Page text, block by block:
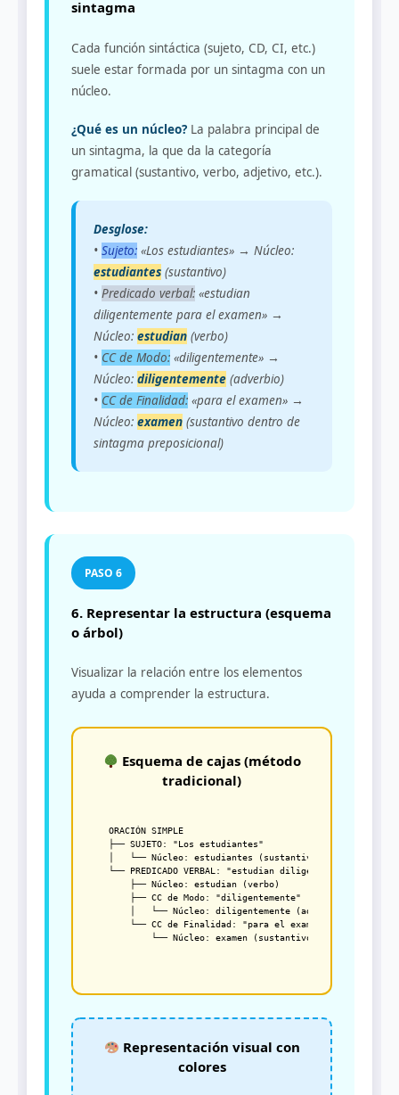
sintagma
Cada función sintáctica (sujeto, CD, CI, etc.)
suele estar formada por un sintagma con un
núcleo.
¿Qué es un núcleo? La palabra principal de
un sintagma, la que da la categoría
gramatical (sustantivo, verbo, adjetivo, etc.).
Desglose:
• Sujeto: «Los estudiantes» → Núcleo:
estudiantes (sustantivo)
• Predicado verbal: «estudian
diligentemente para el examen» →
Núcleo: estudian (verbo)
• CC de Modo: «diligentemente» →
Núcleo: diligentemente (adverbio)
• CC de Finalidad: «para el examen» →
Núcleo: examen (sustantivo dentro de
sintagma preposicional)
6. Representar la estructura (esquema
o árbol)
Visualizar la relación entre los elementos
ayuda a comprender la estructura.
Esquema de cajas (método
tradicional)
ORACIÓN SIMPLE
├── SUJETO: "Los estudiantes"
│   └── Núcleo: estudiantes (sustantivo)
└── PREDICADO VERBAL: "estudian diligentemente para el
    ├── Núcleo: estudian (verbo)
    ├── CC de Modo: "diligentemente"
    │   └── Núcleo: diligentemente (adverbio)
    └── CC de Finalidad: "para el examen"
Representación visual con
colores